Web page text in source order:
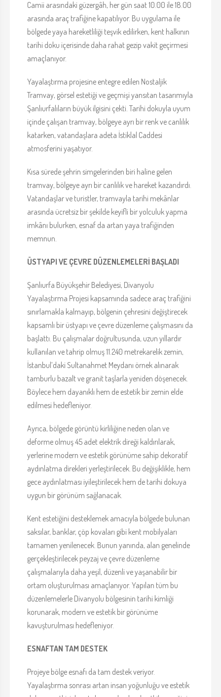
Camii arasındaki güzergâh, her gün saat 10.00 ile 18.00
arasında araç trafiğine kapatılıyor. Bu uygulama ile
bölgede yaya hareketliliği teşvik edilirken, kent halkının
tarihi doku içerisinde daha rahat gezip vakit geçirmesi
amaçlanıyor.
Yayalaştırma projesine entegre edilen Nostaljik
Tramvay, görsel estetiği ve geçmişi yansıtan tasarımıyla
Şanlıurfalıların büyük ilgisini çekti. Tarihi dokuyla uyum
içinde çalışan tramvay, bölgeye ayrı bir renk ve canlılık
katarken, vatandaşlara adeta İstiklal Caddesi
atmosferini yaşatıyor.
Kısa sürede şehrin simgelerinden biri haline gelen
tramvay, bölgeye ayrı bir canlılık ve hareket kazandırdı.
Vatandaşlar ve turistler, tramvayla tarihi mekânlar
arasında ücretsiz bir şekilde keyifli bir yolculuk yapma
imkânı bulurken, esnaf da artan yaya trafiğinden
memnun.
ÜSTYAPI VE ÇEVRE DÜZENLEMELERİ BAŞLADI
Şanlıurfa Büyükşehir Belediyesi, Divanyolu
Yayalaştırma Projesi kapsamında sadece araç trafiğini
sınırlamakla kalmayıp, bölgenin çehresini değiştirecek
kapsamlı bir üstyapı ve çevre düzenleme çalışmasını da
başlattı. Bu çalışmalar doğrultusunda, uzun yıllardır
kullanılan ve tahrip olmuş 11.240 metrekarelik zemin,
İstanbul’daki Sultanahmet Meydanı örnek alınarak
tamburlu bazalt ve granit taşlarla yeniden döşenecek.
Böylece hem dayanıklı hem de estetik bir zemin elde
edilmesi hedefleniyor.
Ayrıca, bölgede görüntü kirliliğine neden olan ve
deforme olmuş 45 adet elektrik direği kaldırılarak,
yerlerine modern ve estetik görünüme sahip dekoratif
aydınlatma direkleri yerleştirilecek. Bu değişiklikle, hem
gece aydınlatması iyileştirilecek hem de tarihi dokuya
uygun bir görünüm sağlanacak.
Kent estetiğini desteklemek amacıyla bölgede bulunan
saksılar, banklar, çöp kovaları gibi kent mobilyaları
tamamen yenilenecek. Bunun yanında, alan genelinde
gerçekleştirilecek peyzaj ve çevre düzenleme
çalışmalarıyla daha yeşil, düzenli ve yaşanabilir bir
ortam oluşturulması amaçlanıyor. Yapılan tüm bu
düzenlemelerle Divanyolu bölgesinin tarihi kimliği
korunarak, modern ve estetik bir görünüme
kavuşturulması hedefleniyor.
ESNAFTAN TAM DESTEK
Projeye bölge esnafı da tam destek veriyor.
Yayalaştırma sonrası artan insan yoğunluğu ve estetik